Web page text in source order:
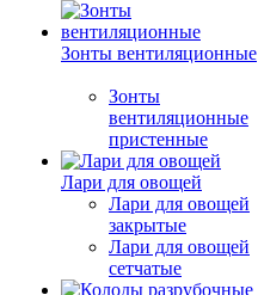
Зонты вентиляционные
Зонты
вентиляционные
пристенные
Лари для овощей
Лари для овощей
закрытые
Лари для овощей
сетчатые